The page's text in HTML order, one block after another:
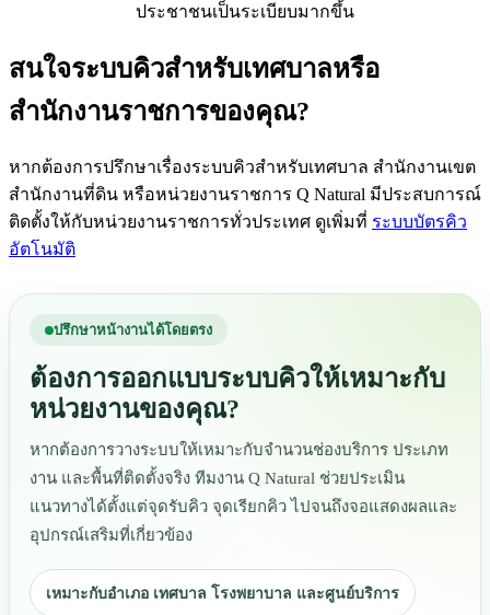
ประชาชนเป็นระเบียบมากขึ้น
สนใจระบบคิวสำหรับเทศบาลหรือ
สำนักงานราชการของคุณ?
หากต้องการปรึกษาเรื่องระบบคิวสำหรับเทศบาล สำนักงานเขต
สำนักงานที่ดิน หรือหน่วยงานราชการ Q Natural มีประสบการณ์
ติดตั้งให้กับหน่วยงานราชการทั่วประเทศ ดูเพิ่มที่ ระบบบัตรคิว
อัตโนมัติ
ปรึกษาหน้างานได้โดยตรง
ต้องการออกแบบระบบคิวให้เหมาะกับ
หน่วยงานของคุณ?
หากต้องการวางระบบให้เหมาะกับจำนวนช่องบริการ ประเภท
งาน และพื้นที่ติดตั้งจริง ทีมงาน Q Natural ช่วยประเมิน
แนวทางได้ตั้งแต่จุดรับคิว จุดเรียกคิว ไปจนถึงจอแสดงผลและ
อุปกรณ์เสริมที่เกี่ยวข้อง
เหมาะกับอำเภอ เทศบาล โรงพยาบาล และศูนย์บริการ